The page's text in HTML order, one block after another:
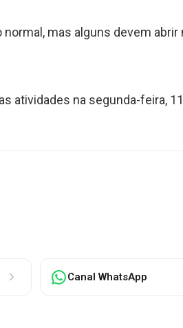
mas alguns devem abrir
atividades na segunda-feira,
Canal WhatsApp